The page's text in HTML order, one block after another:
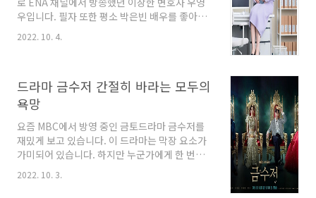
밀스러운 궁중 로맨스입니다. 동명의 만화를 원
작으로 했던 이 드라마는 혜종과 빈궁 사이에서
쌍둥이 남매의 이야기로 드라마가 시작됩니다.
우입니다. 필자 또한 평소 박은빈 배우를 좋아해
서 시청하는 내내 힐링할 수 있었습니다. 다만 자
폐스펙트럼을 가지고 있는 변호사 이야기이지만
로 오늘은 이상한 변호사 우영우에 대한 이야기
를 해볼까 합니다. 똑바로 읽어도 거꾸로 읽어도
우영우 이 드라마는 천재적인 두뇌와 자폐스펙트
럼을 동시에 가진 신입변호사 영우의 대형 로펌
생존기를 그립니다. 164의 높은 IQ를 가진 그녀
는 모든 자료를 정확하게 외우는 기억력을 가지
고 있습니다. 반면 자유로운 사고방식으로 비장
2022. 10. 4.
드라마 금수저 간절히 바라는 모두의
욕망
요즘 MBC에서 방영 중인 금토드라마 금수저를
재밌게 보고 있습니다. 이 드라마는 막장 요소가
가미되어 있습니다. 하지만 누군가에게 한 번쯤
은 바랬던 모두의 욕망의 담겨있어 공감이 되기
도 하는 드라마인 것 같습니다. 오늘은 웹툰 금수
2022. 10. 3.